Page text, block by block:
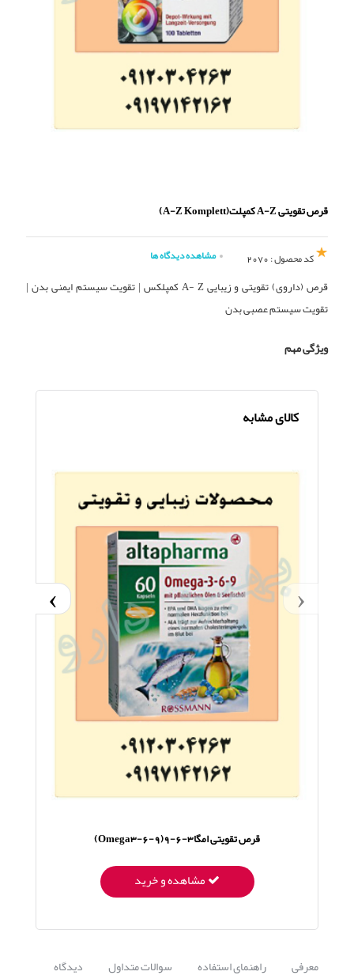
قرص تقویتی A-Z کمپلت(A-Z Komplett)
کد محصول : 2070 مشاهده دیدگاه ها
قرص (داروی) تقویتی و زیبایی A- Z کمپلکس | تقویت سیستم ایمنی بدن |
تقویت سیستم عصبی بدن
ویژگی مهم
کالای مشابه
قرص تقویتی امگا3-6-9(Omega3-6-9)
مشاهده و خرید
‹
›
معرفی راهنمای استفاده سوالات متداول
دیدگاه